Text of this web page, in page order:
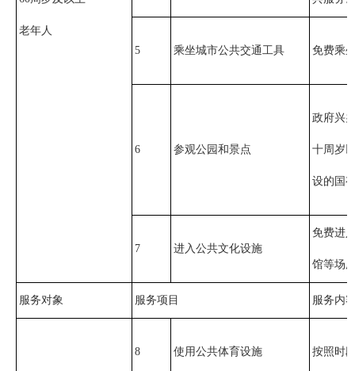
老年人
5 乘坐城市公共交通工具 免费乘
6 参观公园和景点
政府兴
十周岁
设的国
7 进入公共文化设施
免费进
馆等场
服务对象 服务项目 服务内
8 使用公共体育设施 按照时